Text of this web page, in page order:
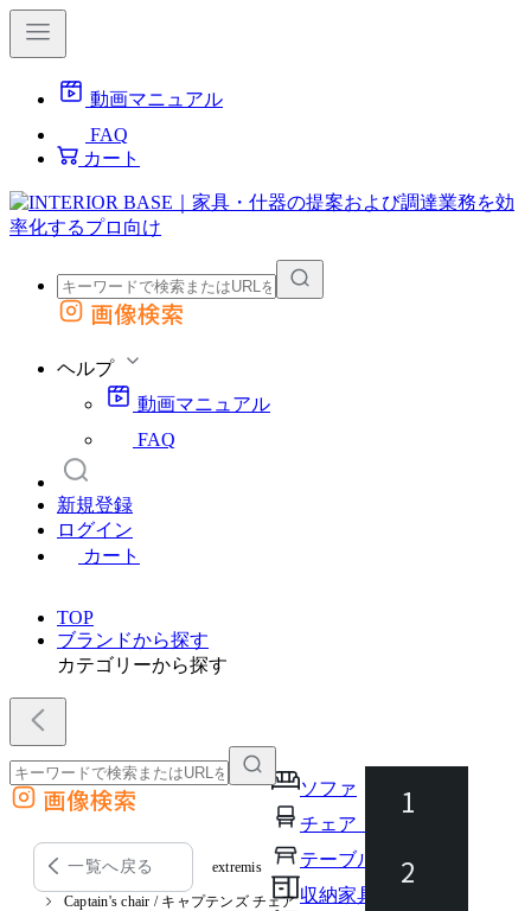
動画マニュアル
FAQ
カート
外部サイトの商品をカートに追加
画像検索
ヘルプ
動画マニュアル
FAQ
新規登録
ログイン
カート
TOP
ブランドから探す
カテゴリーから探す
ソファ
チェア・椅子
テーブル・デスク
収納家具
外部サイトの商品をカートに追加
他のサイトで見つけた商品ページのURLを貼り付けて、カートに追加できます
画像検索
一覧へ戻る extremis
Captain's chair / キャプテンズ チェア
1
2